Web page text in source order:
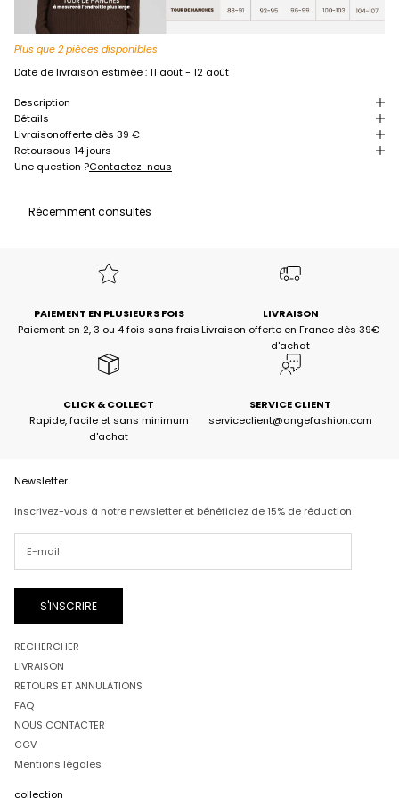
Plus que 2 pièces disponibles
Date de livraison estimée :11 août - 12 août
Description
Détails
Livraisonofferte dès 39 €
Retoursous 14 jours
Une question ?Contactez-nous
Récemment consultés
PAIEMENT EN PLUSIEURS FOIS
Paiement en 2, 3 ou 4 fois sans frais
LIVRAISON
Livraison offerte en France dès 39€
d'achat
CLICK & COLLECT
Rapide, facile et sans minimum
d'achat
SERVICE CLIENT
serviceclient@angefashion.com
Newsletter
Inscrivez-vous à notre newsletter et bénéficiez de 15% de réduction
S'INSCRIRE
RECHERCHER
LIVRAISON
RETOURS ET ANNULATIONS
FAQ
NOUS CONTACTER
CGV
Mentions légales
collection